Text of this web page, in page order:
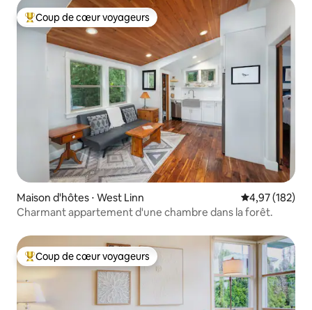
Coups de cœur voyageurs les plus appréciés
Coup de cœur voyageurs
Maison d'hôtes ⋅ West Linn Évaluation
4,97 (182)
Charmant appartement d'une chambre dans la forêt.
Coups de cœur voyageurs les plus appréciés
Coup de cœur voyageurs